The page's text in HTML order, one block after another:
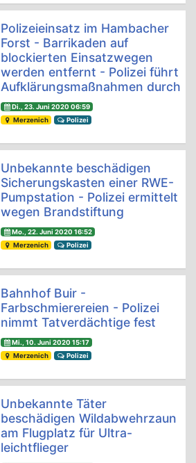
Polizeieinsatz im Hambacher
Forst - Barrikaden auf
blockierten Einsatzwegen
werden entfernt - Polizei führt
Aufklärungsmaßnahmen durch
Di., 23. Juni 2020 06:59
Merzenich
Polizei
Unbekannte beschädigen
Sicherungskasten einer RWE-
Pumpstation - Polizei ermittelt
wegen Brandstiftung
Mo., 22. Juni 2020 16:52
Merzenich
Polizei
Bahnhof Buir -
Farbschmierereien - Polizei
nimmt Tatverdächtige fest
Mi., 10. Juni 2020 15:17
Merzenich
Polizei
Unbekannte Täter
beschädigen Wildabwehrzaun
am Flugplatz für Ultra-
leichtflieger